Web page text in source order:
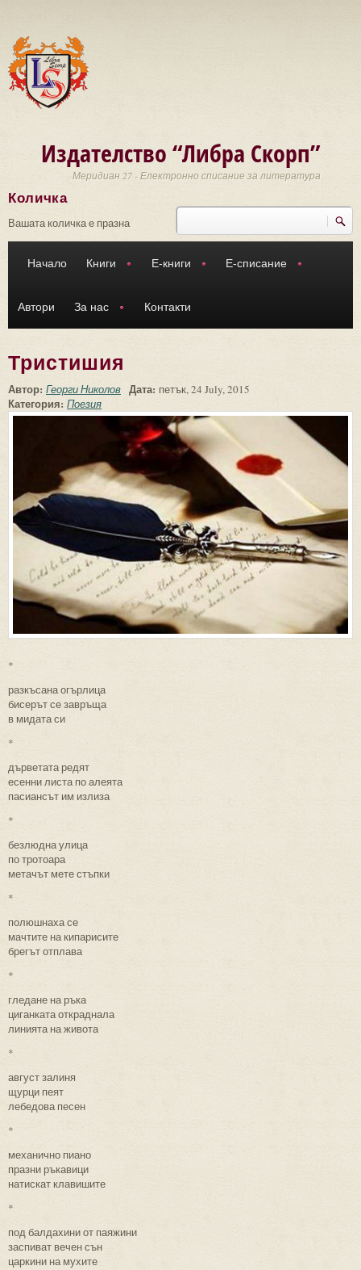
Издателство “Либра Скорп”
Меридиан 27 - Електронно списание за литература
Търси
Количка
Вашата количка е празна
Начало Книги Е-книги Е-списание
Автори За нас Контакти
Тристишия
Автор: Георги Николов Дата: петък, 24 July, 2015
Категория: Поезия
*
разкъсана огърлица
бисерът се завръща
в мидата си
*
дърветата редят
есенни листа по алеята
пасиансът им излиза
*
безлюдна улица
по тротоара
метачът мете стъпки
*
полюшнаха се
мачтите на кипарисите
брегът отплава
*
гледане на ръка
циганката откраднала
линията на живота
*
август залиня
щурци пеят
лебедова песен
*
механично пиано
празни ръкавици
натискат клавишите
*
под балдахини от паяжини
заспиват вечен сън
царкини на мухите